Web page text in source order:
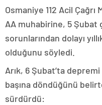
Osmaniye 112 Acil
AA muhabirine, 5 Şubat
sorunlarından dolayı
olduğunu söyledi.
Arık, 6 Şubat’ta
başına döndüğünü
sürdürdü: